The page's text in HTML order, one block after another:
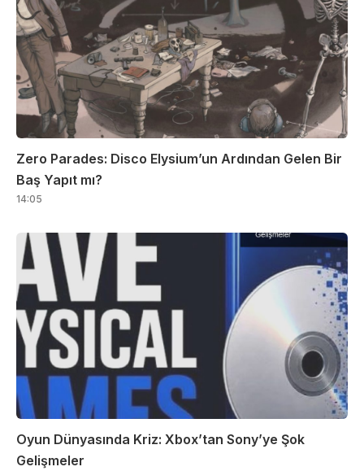
Zero Parades: Disco Elysium’un Ardından Gelen Bir
Baş Yapıt mı?
14:05
Oyun Dünyasında Kriz: Xbox’tan Sony’ye Şok
Gelişmeler